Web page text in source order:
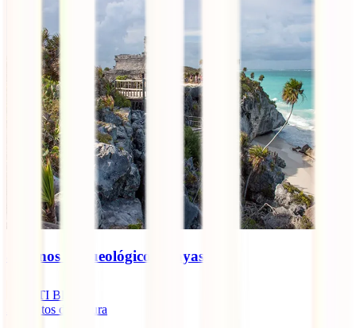
8 Iconos Arqueológicos Mayas
IATI Blog
minutos de lectura